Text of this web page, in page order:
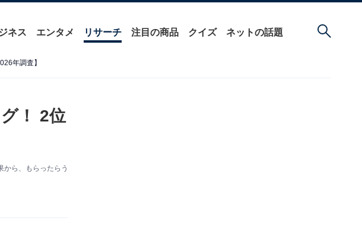
ネス エンタメ リサーチ 注目の商品 クイズ ネットの話題
年調査】
！ 2位
ら、もらったらう